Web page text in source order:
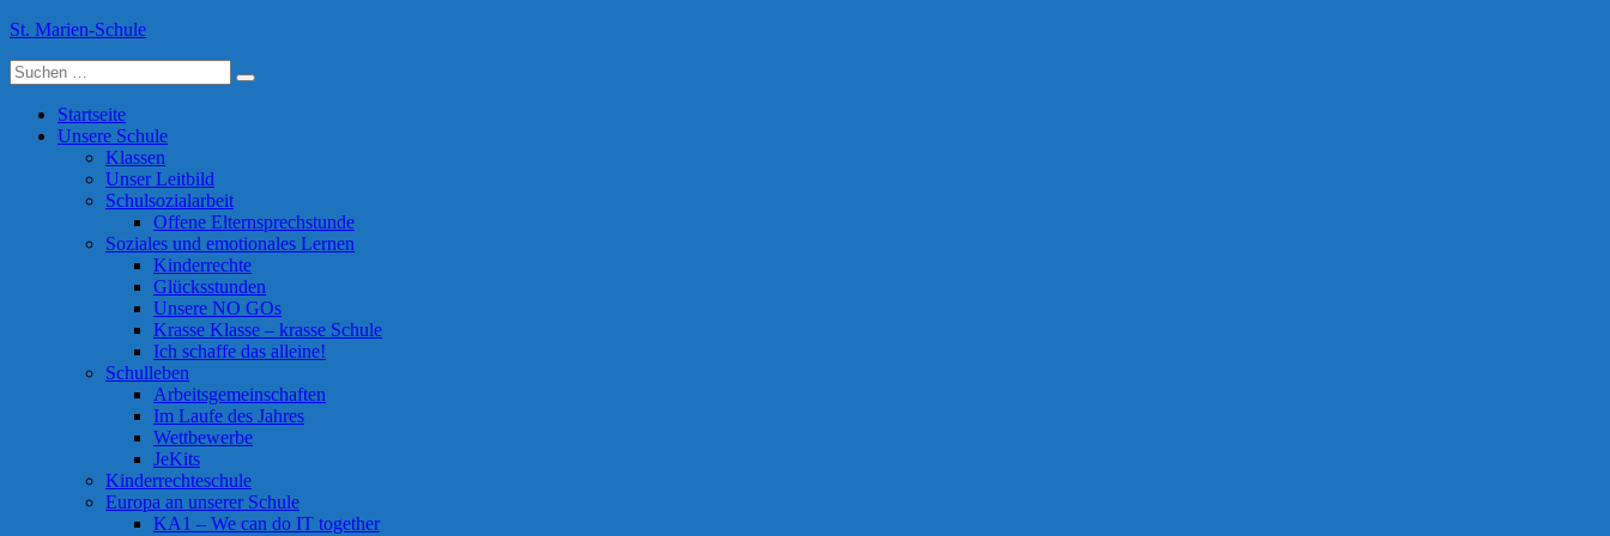
Skip
content
St. Marien-Schule
Katholische Grundschule in Moers
Suche
nach:
Startseite
Unsere Schule
Klassen
Unser Leitbild
Schulsozialarbeit
Offene Elternsprechstunde
Soziales und emotionales Lernen
Kinderrechte
Glücksstunden
Unsere NO GOs
Krasse Klasse – krasse Schule
Ich schaffe das alleine!
Schulleben
Arbeitsgemeinschaften
Im Laufe des Jahres
Wettbewerbe
JeKits
Kinderrechteschule
Europa an unserer Schule
KA1 – We can do IT together